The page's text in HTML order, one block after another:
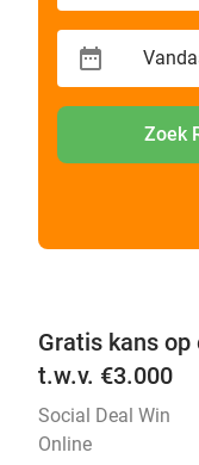
Zoek
Gratis kans
t.w.v. €3.000
Social Deal Win
Online